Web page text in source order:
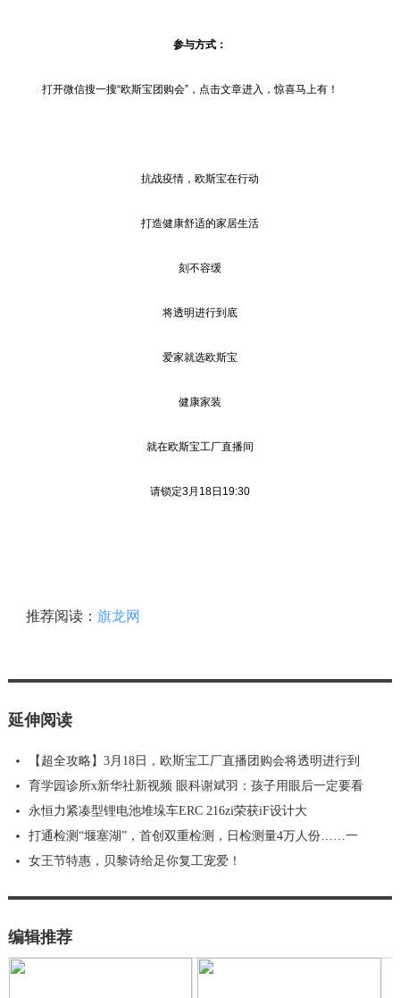
参与方式：
打开微信搜一搜“欧斯宝团购会”，点击文章进入，惊喜马上有！
抗战疫情，欧斯宝在行动
打造健康舒适的家居生活
刻不容缓
将透明进行到底
爱家就选欧斯宝
健康家装
就在欧斯宝工厂直播间
请锁定3月18日19:30
推荐阅读： 旗龙网
延伸阅读
【超全攻略】3月18日，欧斯宝工厂直播团购会将透明进行到
育学园诊所x新华社新视频 眼科谢斌羽：孩子用眼后一定要看
永恒力紧凑型锂电池堆垛车ERC 216zi荣获iF设计大
打通检测“堰塞湖”，首创双重检测，日检测量4万人份……一
女王节特惠，贝黎诗给足你复工宠爱！
编辑推荐